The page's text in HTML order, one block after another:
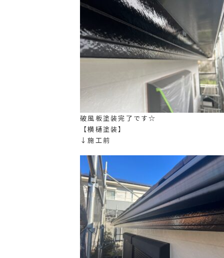
破風板塗装完了です☆
【横樋塗装】
↓施工前